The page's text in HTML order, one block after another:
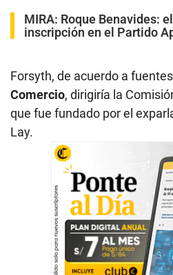
MIRA: Roque Benavides:
inscripción en el Partido
Forsyth, de acuerdo a
Comercio, dirigiría la
que fue fundado por el
Lay.